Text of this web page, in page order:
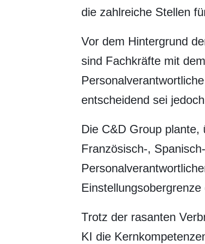
die zahlreiche Stellen
Vor dem Hintergrund
sind Fachkräfte mit
entscheidend sei
Die C&D Group
Französisch-,
Einstellungsobergrenze
Trotz der rasanten
KI die